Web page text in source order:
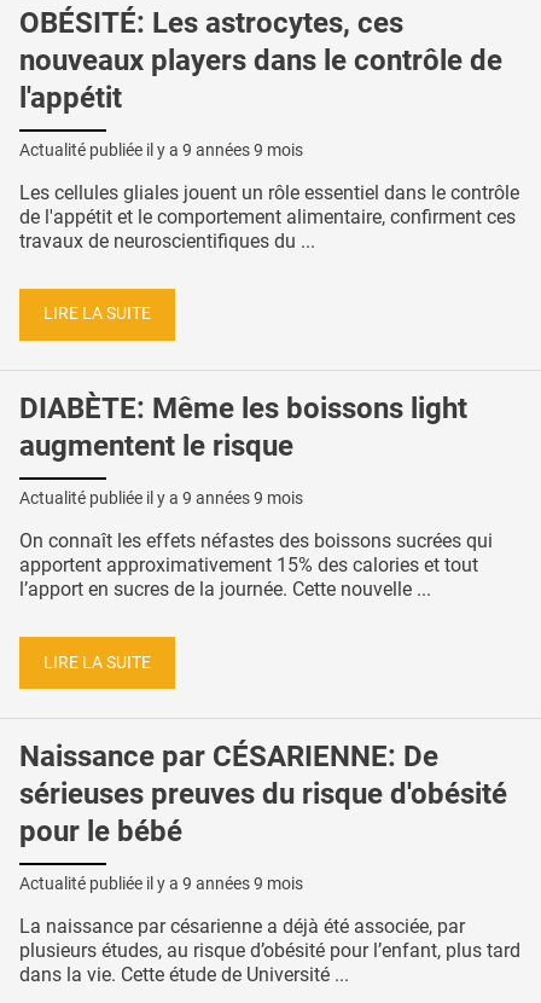
OBÉSITÉ: Les astrocytes, ces
nouveaux players dans le contrôle de
l'appétit
Actualité publiée il y a 9 années 9 mois
Les cellules gliales jouent un rôle essentiel dans le contrôle
de l'appétit et le comportement alimentaire, confirment ces
travaux de neuroscientifiques du ...
LIRE LA SUITE
DIABÈTE: Même les boissons light
augmentent le risque
Actualité publiée il y a 9 années 9 mois
On connaît les effets néfastes des boissons sucrées qui
apportent approximativement 15% des calories et tout
l’apport en sucres de la journée. Cette nouvelle ...
LIRE LA SUITE
Naissance par CÉSARIENNE: De
sérieuses preuves du risque d'obésité
pour le bébé
Actualité publiée il y a 9 années 9 mois
La naissance par césarienne a déjà été associée, par
plusieurs études, au risque d’obésité pour l’enfant, plus tard
dans la vie. Cette étude de Université ...